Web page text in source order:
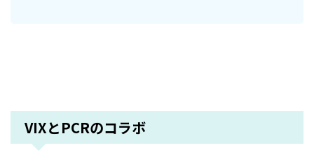
VIXとPCRのコラボ